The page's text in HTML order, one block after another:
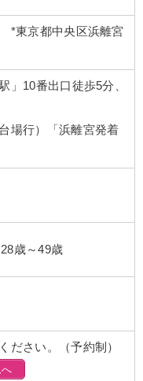
*東京都中央区浜離宮
」10番出口徒歩5分、
場行）「浜離宮発着
歳～49歳
ださい。（予約制）